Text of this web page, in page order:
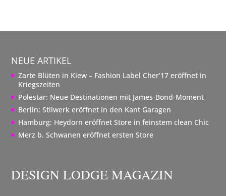
NEUE ARTIKEL
Zarte Blüten in Kiew – Fashion Label Cher’17 eröffnet in
Kriegszeiten
Polestar: Neue Destinationen mit James-Bond-Moment
Berlin: Stilwerk eröffnet in den Kant Garagen
Hamburg: Heydorn eröffnet Store in feinstem clean Chic
Merz b. Schwanen eröffnet ersten Store
DESIGN LODGE MAGAZIN